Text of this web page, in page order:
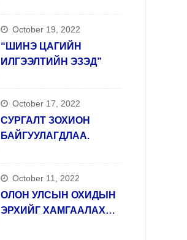
October 19, 2022
“ШИНЭ ЦАГИЙН
ИЛГЭЭЛТИЙН ЭЗЭД”
October 17, 2022
СУРГАЛТ ЗОХИОН
БАЙГУУЛАГДЛАА.
October 11, 2022
ОЛОН УЛСЫН ОХИДЫН
ЭРХИЙГ ХАМГААЛАХ